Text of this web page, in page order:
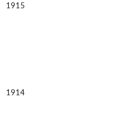
1915
1914